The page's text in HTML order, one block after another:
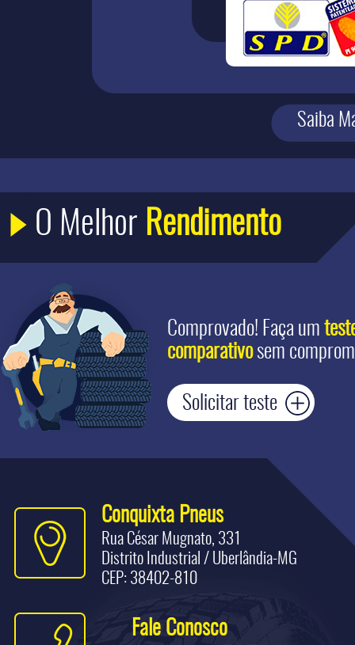
Saiba
O Melhor Rendimento
Comprovado! Faça um
comparativosem
Solicitar teste
Conquixta Pneus
Rua César Mugnato, 331
Distrito Industrial / Uberlândia-MG
CEP: 38402-810
Fale Conosco